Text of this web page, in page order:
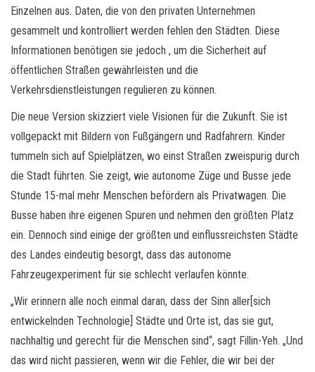
Einzelnen aus. Daten, die von den privaten Unternehmen
gesammelt und kontrolliert werden fehlen den Städten. Diese
Informationen benötigen sie jedoch , um die Sicherheit auf
öffentlichen Straßen gewährleisten und die
Verkehrsdienstleistungen regulieren zu können.
Die neue Version skizziert viele Visionen für die Zukunft. Sie ist
vollgepackt mit Bildern von Fußgängern und Radfahrern. Kinder
tummeln sich auf Spielplätzen, wo einst Straßen zweispurig durch
die Stadt führten. Sie zeigt, wie autonome Züge und Busse jede
Stunde 15-mal mehr Menschen befördern als Privatwagen. Die
Busse haben ihre eigenen Spuren und nehmen den größten Platz
ein. Dennoch sind einige der größten und einflussreichsten Städte
des Landes eindeutig besorgt, dass das autonome
Fahrzeugexperiment für sie schlecht verlaufen könnte.
„Wir erinnern alle noch einmal daran, dass der Sinn aller[sich
entwickelnden Technologie] Städte und Orte ist, das sie gut,
nachhaltig und gerecht für die Menschen sind“, sagt Fillin-Yeh. „Und
das wird nicht passieren, wenn wir die Fehler, die wir bei der